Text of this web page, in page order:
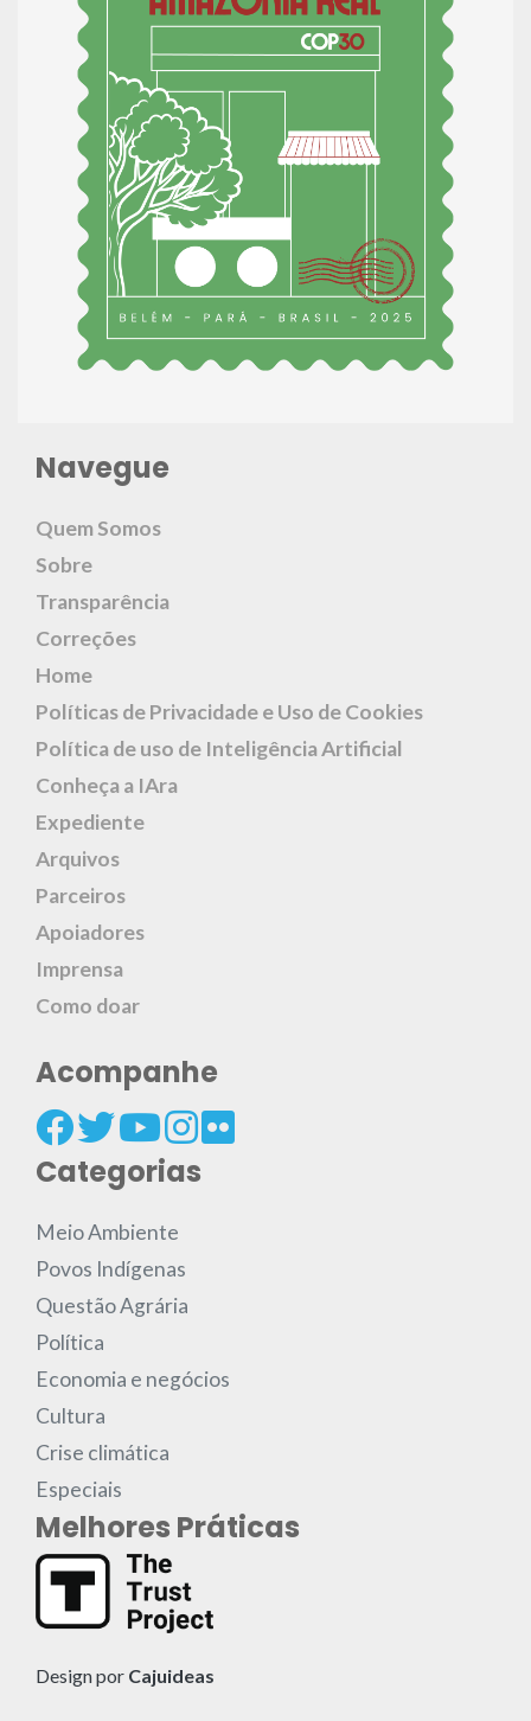
Navegue
Quem Somos
Sobre
Transparência
Correções
Home
Políticas de Privacidade e Uso de Cookies
Política de uso de Inteligência Artificial
Conheça a IAra
Expediente
Arquivos
Parceiros
Apoiadores
Imprensa
Como doar
Acompanhe
Categorias
Meio Ambiente
Povos Indígenas
Questão Agrária
Política
Economia e negócios
Cultura
Crise climática
Especiais
Melhores Práticas
Design por Cajuideas